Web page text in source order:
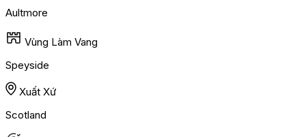
Aultmore
Vùng Làm Vang
Speyside
Xuất Xứ
Scotland